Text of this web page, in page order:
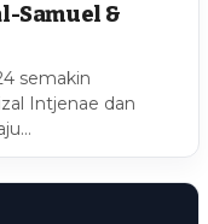
Samuel &
semakin
Intjenae dan